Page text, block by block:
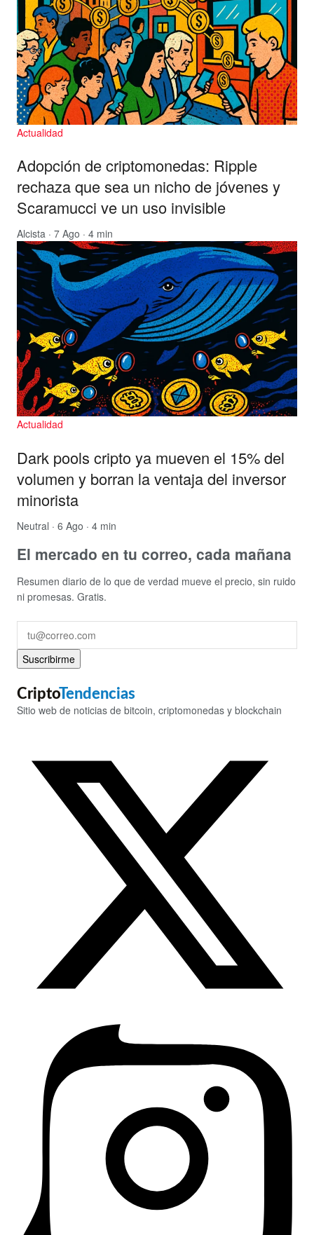
Actualidad
Adopción de criptomonedas: Ripple
rechaza que sea un nicho de jóvenes y
Scaramucci ve un uso invisible
Alcista · 7 Ago · 4 min
Actualidad
Dark pools cripto ya mueven el 15% del
volumen y borran la ventaja del inversor
minorista
Neutral · 6 Ago · 4 min
El mercado en tu correo, cada mañana
Resumen diario de lo que de verdad mueve el precio, sin ruido
ni promesas. Gratis.
Suscribirme
CriptoTendencias
Sitio web de noticias de bitcoin, criptomonedas y blockchain